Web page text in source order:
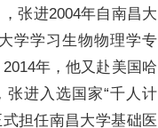
张进2004年自南昌大
学学习生物物理学专
年，他又赴美国哈
张进入选国家“千人计
担任南昌大学基础医